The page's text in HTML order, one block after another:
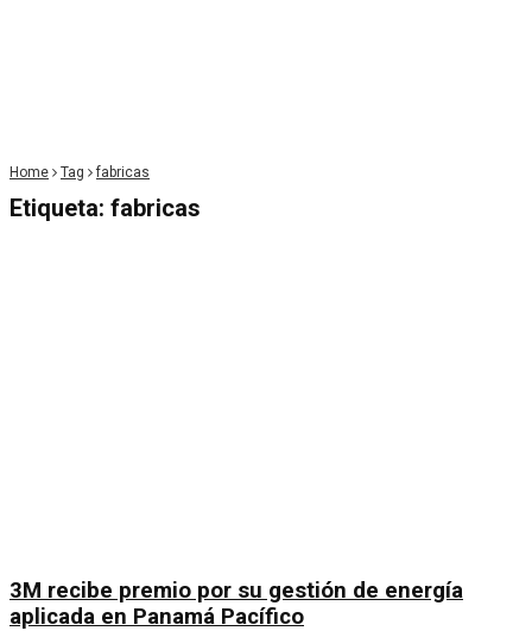
Home Tag fabricas
Etiqueta: fabricas
3M recibe premio por su gestión de energía
aplicada en Panamá Pacífico